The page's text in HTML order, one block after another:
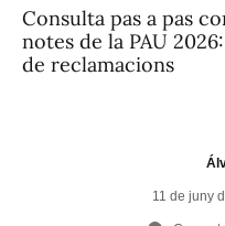
Consulta pas a pas
notes de la PAU
de reclamacions
11 de juny